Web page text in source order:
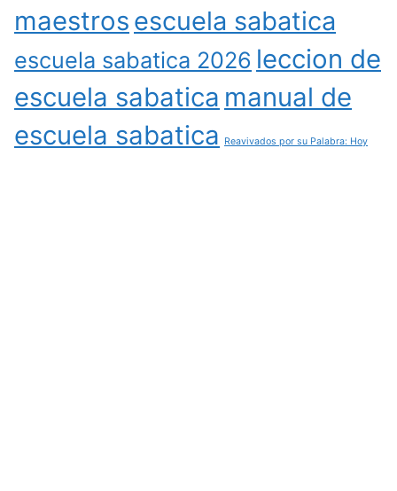
maestros escuela sabatica
escuela sabatica 2026 leccion de
escuela sabatica manual de
escuela sabatica
Reavivados por su Palabra: Hoy